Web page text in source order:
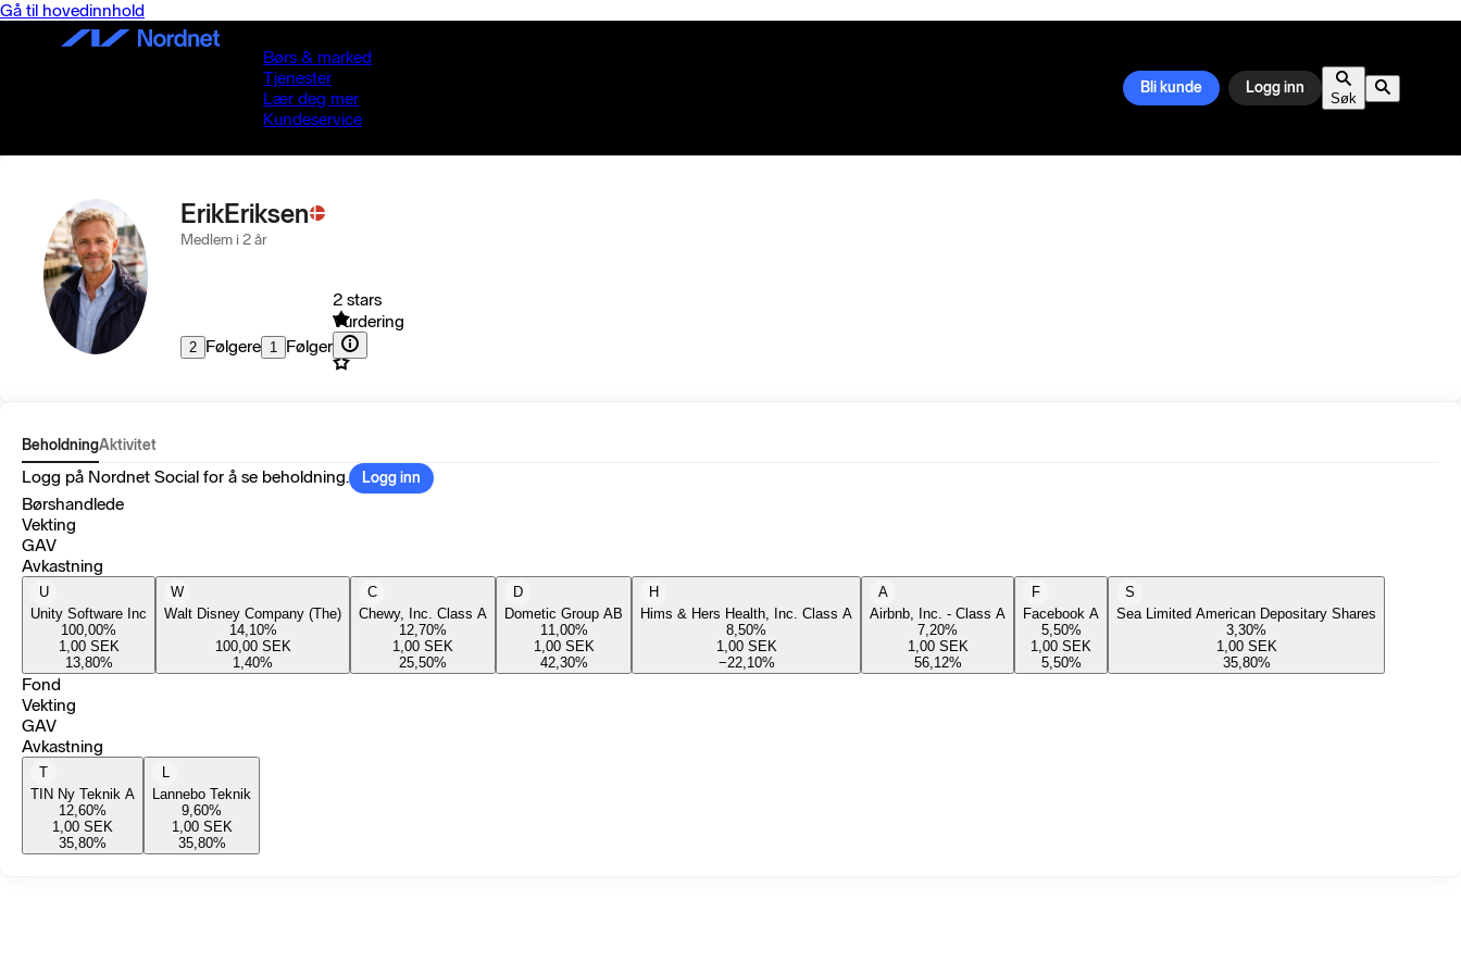
Gå til hovedinnhold
Børs & marked
Tjenester
Lær deg mer
Kundeservice
Bli kunde Logg inn
Søk
ErikEriksen
Medlem i 2 år
2 Følgere 1 Følger
2 stars
Vurdering
BeholdningAktivitet
Logg på Nordnet Social for å se beholdning. Logg inn
Børshandlede
Vekting
GAV
Avkastning
U
Unity Software Inc
100,00%
1,00 SEK
13,80%
W
Walt Disney Company (The)
14,10%
100,00 SEK
1,40%
C
Chewy, Inc. Class A
12,70%
1,00 SEK
25,50%
D
Dometic Group AB
11,00%
1,00 SEK
42,30%
H
Hims & Hers Health, Inc. Class A
8,50%
1,00 SEK
−22,10%
A
Airbnb, Inc. - Class A
7,20%
1,00 SEK
56,12%
F
Facebook A
5,50%
1,00 SEK
5,50%
S
Sea Limited American Depositary Shares
3,30%
1,00 SEK
35,80%
Fond
Vekting
GAV
Avkastning
T
TIN Ny Teknik A
12,60%
1,00 SEK
35,80%
L
Lannebo Teknik
9,60%
1,00 SEK
35,80%